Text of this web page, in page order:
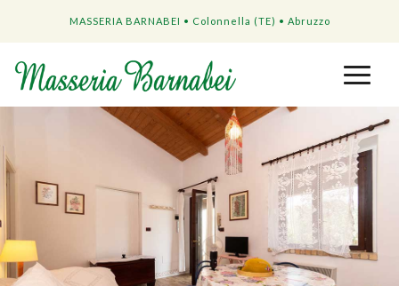
MASSERIA BARNABEI • Colonnella (TE) • Abruzzo